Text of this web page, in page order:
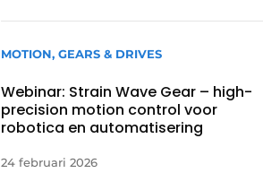
MOTION, GEARS & DRIVES
Webinar: Strain Wave Gear – high-
precision motion control voor
robotica en automatisering
24 februari 2026